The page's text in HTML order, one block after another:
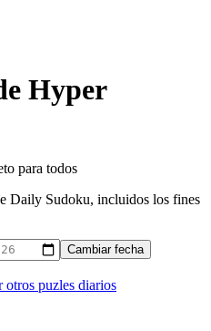
Hyper
para todos
Daily Sudoku, incluidos los fines
Cambiar fecha
otros puzles diarios